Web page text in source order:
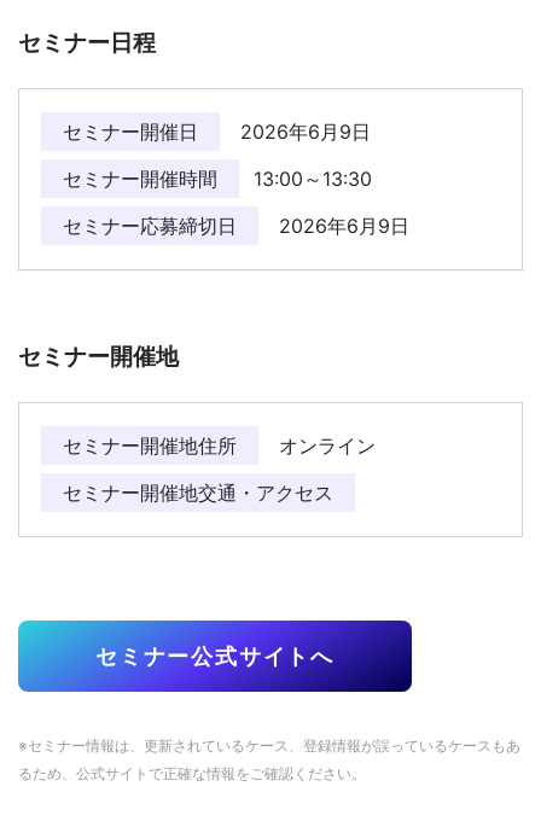
セミナー日程
セミナー開催日
2026年6月9日
セミナー開催時間
13:00～13:30
セミナー応募締切日
2026年6月9日
セミナー開催地
セミナー開催地住所
オンライン
セミナー開催地交通・アクセス
セミナー公式サイトへ
※セミナー情報は、更新されているケース、登録情報が誤っているケースもあ
るため、公式サイトで正確な情報をご確認ください。